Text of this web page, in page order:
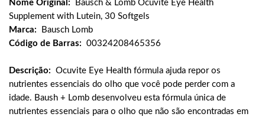
Nome Original:
Bausch & Lomb Ocuvite Eye Health
Supplement with Lutein, 30 Softgels
Marca:
Bausch Lomb
Código de Barras: 00324208465356
Descrição: Ocuvite Eye Health fórmula ajuda repor os
nutrientes essenciais do olho que você pode perder com a
idade. Baush + Lomb desenvolveu esta fórmula única de
nutrientes essenciais para o olho que não são encontradas em